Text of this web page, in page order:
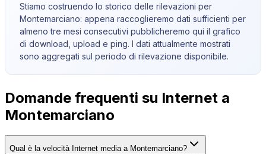
Stiamo costruendo lo storico delle rilevazioni per
Montemarciano: appena raccoglieremo dati sufficienti per
almeno tre mesi consecutivi pubblicheremo qui il grafico
di download, upload e ping. I dati attualmente mostrati
sono aggregati sul periodo di rilevazione disponibile.
Domande frequenti su Internet a
Montemarciano
Qual è la velocità Internet media a Montemarciano?